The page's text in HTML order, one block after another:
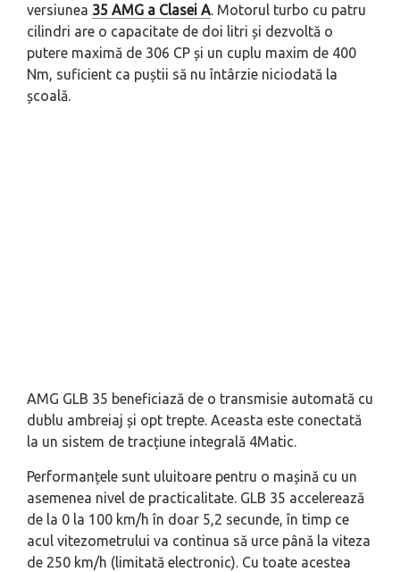
versiunea 35 AMG a Clasei A. Motorul turbo cu patru
cilindri are o capacitate de doi litri și dezvoltă o
putere maximă de 306 CP și un cuplu maxim de 400
Nm, suficient ca puștii să nu întârzie niciodată la
școală.
AMG GLB 35 beneficiază de o transmisie automată cu
dublu ambreiaj și opt trepte. Aceasta este conectată
la un sistem de tracțiune integrală 4Matic.
Performanțele sunt uluitoare pentru o mașină cu un
asemenea nivel de practicalitate. GLB 35 accelerează
de la 0 la 100 km/h în doar 5,2 secunde, în timp ce
acul vitezometrului va continua să urce până la viteza
de 250 km/h (limitată electronic). Cu toate acestea